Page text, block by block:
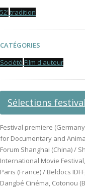
52' tradition
CATÉGORIES
Société Film d'auteur
Sélections festival
Festival premiere
for Documentary and
Forum Shanghai (China) /
International Movie
Paris (France) / Beldocs
Dangbé Cinéma, Cotonou